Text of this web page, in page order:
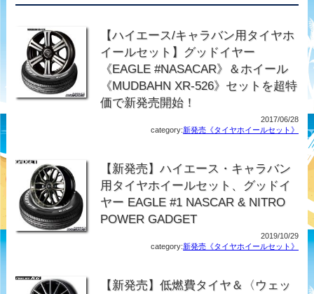
【ハイエース/キャラバン用タイヤホ
イールセット】グッドイヤー
《EAGLE #NASACAR》＆ホイール
《MUDBAHN XR-526》セットを超特
価で新発売開始！
2017/06/28
category:新発売《タイヤホイールセット》
【新発売】ハイエース・キャラバン
用タイヤホイールセット、グッドイ
ヤー EAGLE #1 NASCAR & NITRO
POWER GADGET
2019/10/29
category:新発売《タイヤホイールセット》
【新発売】低燃費タイヤ＆〈ウェッ